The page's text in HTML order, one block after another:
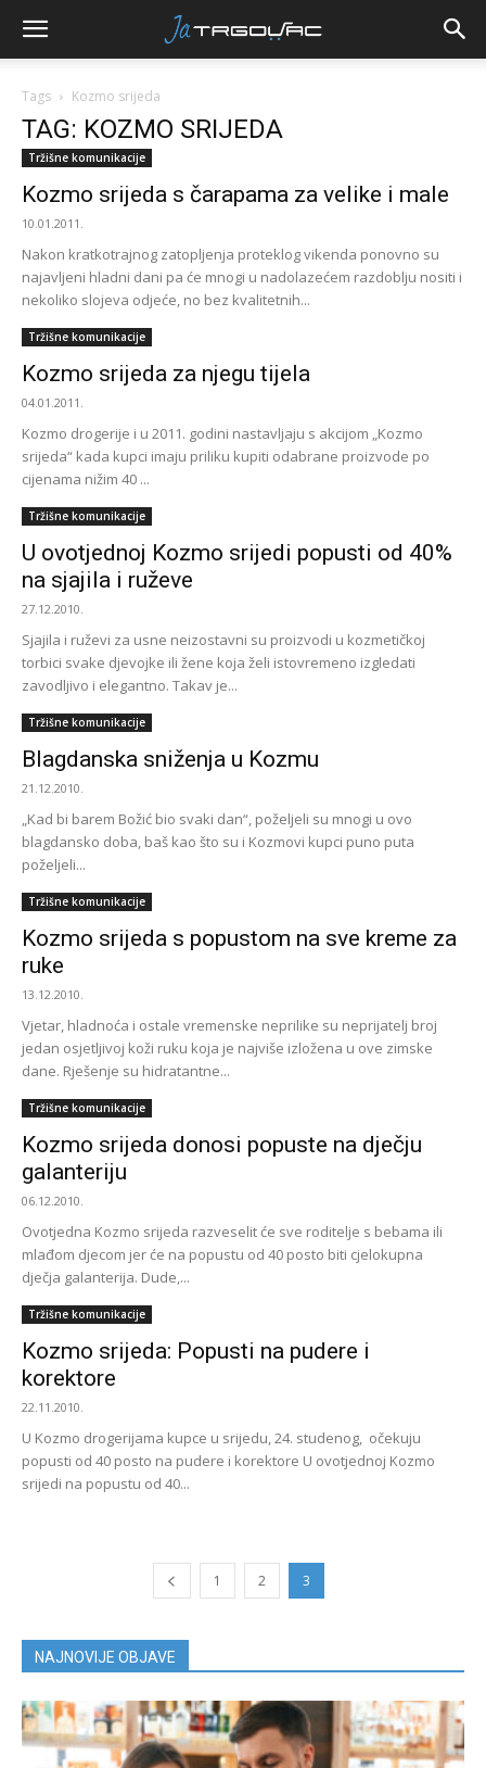
Tags Kozmo srijeda
TAG: KOZMO SRIJEDA
Tržišne komunikacije
Kozmo srijeda s čarapama za velike i male
10.01.2011.
Nakon kratkotrajnog zatopljenja proteklog vikenda ponovno su
najavljeni hladni dani pa će mnogi u nadolazećem razdoblju nositi i
nekoliko slojeva odjeće, no bez kvalitetnih...
Tržišne komunikacije
Kozmo srijeda za njegu tijela
04.01.2011.
Kozmo drogerije i u 2011. godini nastavljaju s akcijom „Kozmo
srijeda“ kada kupci imaju priliku kupiti odabrane proizvode po
cijenama nižim 40 ...
Tržišne komunikacije
U ovotjednoj Kozmo srijedi popusti od 40%
na sjajila i ruževe
27.12.2010.
Sjajila i ruževi za usne neizostavni su proizvodi u kozmetičkoj
torbici svake djevojke ili žene koja želi istovremeno izgledati
zavodljivo i elegantno. Takav je...
Tržišne komunikacije
Blagdanska sniženja u Kozmu
21.12.2010.
„Kad bi barem Božić bio svaki dan“, poželjeli su mnogi u ovo
blagdansko doba, baš kao što su i Kozmovi kupci puno puta
poželjeli...
Tržišne komunikacije
Kozmo srijeda s popustom na sve kreme za
ruke
13.12.2010.
Vjetar, hladnoća i ostale vremenske neprilike su neprijatelj broj
jedan osjetljivoj koži ruku koja je najviše izložena u ove zimske
dane. Rješenje su hidratantne...
Tržišne komunikacije
Kozmo srijeda donosi popuste na dječju
galanteriju
06.12.2010.
Ovotjedna Kozmo srijeda razveselit će sve roditelje s bebama ili
mlađom djecom jer će na popustu od 40 posto biti cjelokupna
dječja galanterija. Dude,...
Tržišne komunikacije
Kozmo srijeda: Popusti na pudere i
korektore
22.11.2010.
U Kozmo drogerijama kupce u srijedu, 24. studenog, očekuju
popusti od 40 posto na pudere i korektore U ovotjednoj Kozmo
srijedi na popustu od 40...
1 2 3
NAJNOVIJE OBJAVE